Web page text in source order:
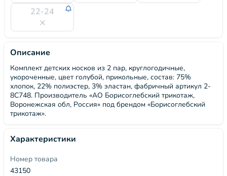
22-24
Описание
Комплект детских носков из 2 пар, круглогодичные,
укороченные, цвет голубой, прикольные, состав: 75%
хлопок, 22% полиэстер, 3% эластан, фабричный артикул 2-
8С748. Производитель «АО Борисоглебский трикотаж,
Воронежская обл, Россия» под брендом «Борисоглебский
трикотаж».
Характеристики
Номер товара
43150